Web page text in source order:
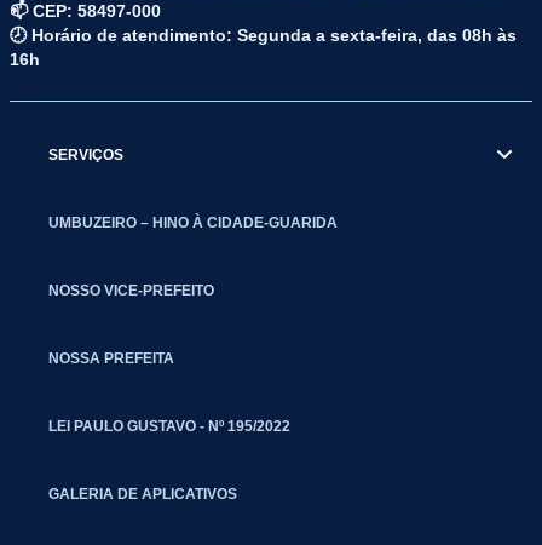
📫 CEP: 58497-000
🕗 Horário de atendimento: Segunda a sexta-feira, das 08h às
16h
SERVIÇOS
UMBUZEIRO – HINO À CIDADE-GUARIDA
NOSSO VICE-PREFEITO
NOSSA PREFEITA
LEI PAULO GUSTAVO - Nº 195/2022
GALERIA DE APLICATIVOS